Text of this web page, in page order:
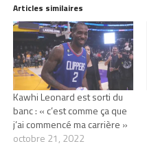
Articles similaires
Kawhi Leonard est sorti du
banc : « c’est comme ça que
j’ai commencé ma carrière »
octobre 21, 2022